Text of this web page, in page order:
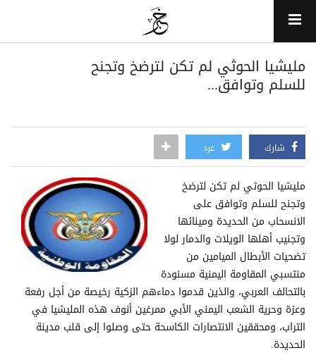
مليشيا الحوثي لم تكن لترضخ وتجنح
للسلم وتوافق...
شارك غرد
مليشيا الحوثي لم تكن لترضخ
وتجنح للسلم وتوافق على
الانسحاب من الحديدة ومينائها
وتجنيب أهلها الويلات والدمار لولا
تضحيات الأبطال الميامين من
منتسبي المقاومة اليمنية مسنودة
بالتحالف العربي، والذين قدموا دماءهم الزكية رخيصة من أجل رفعة
وعزة وحرية الشعب اليمني الأبي ممرغين أنوف هذه المليشيا في
التراب، ومحققين الانتصارات الكاسحة حتى وصلوا إلى قلب مدينة
الحديدة.